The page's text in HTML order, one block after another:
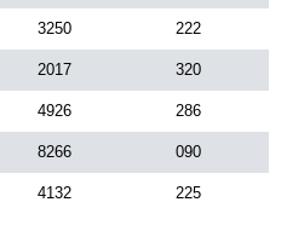
3250 222
2017 320
4926 286
8266 090
4132 225